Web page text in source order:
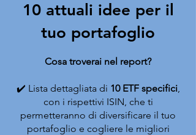
10 attuali idee per il
tuo portafoglio
Cosa troverai nel report?
✔️ Lista dettagliata di 10 ETF specifici,
con i rispettivi ISIN, che ti
permetteranno di diversificare il tuo
portafoglio e cogliere le migliori